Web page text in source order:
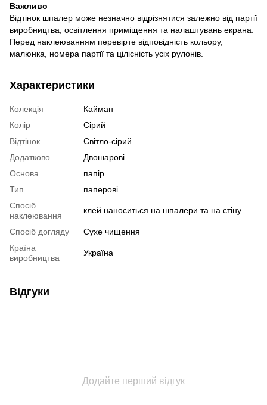
Важливо
Відтінок шпалер може незначно відрізнятися залежно від партії
виробництва, освітлення приміщення та налаштувань екрана.
Перед наклеюванням перевірте відповідність кольору,
малюнка, номера партії та цілісність усіх рулонів.
Характеристики
Колекція
Кайман
Колір
Сірий
Відтінок
Світло-сірий
Додатково
Двошарові
Основа
папір
Тип
паперові
Спосіб
наклеювання
клей наноситься на шпалери та на стіну
Спосіб догляду
Cухе чищення
Країна
виробництва
Україна
Відгуки
Додайте перший відгук